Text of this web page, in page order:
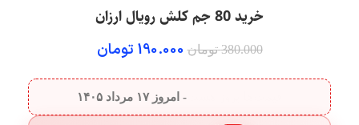
خرید 80 جم کلش رویال ارزان
380.000 تومان 190.000 تومان
- امروز ۱۷ مرداد ۱۴۰۵